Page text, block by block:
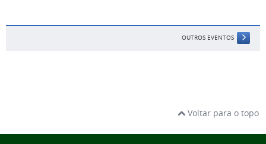
OUTROS EVENTOS
Voltar para o topo